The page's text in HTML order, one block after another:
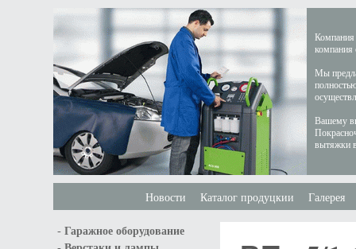
Компания
компания
Мы
Вашему
вытяжки
Новости Каталог продуцкии Галерея
- Гаражное оборудование